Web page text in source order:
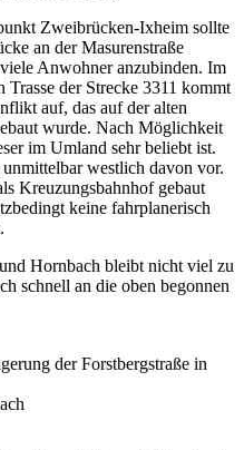
Zweibrücken-Ixheim sollte
an der Masurenstraße
Anwohner anzubinden. Im
der Strecke 3311 kommt
auf, das auf der alten
wurde. Nach Möglichkeit
im Umland sehr beliebt ist.
westlich davon vor.
Kreuzungsbahnhof gebaut
keine fahrplanerisch
Hornbach bleibt nicht viel zu
schnell an die oben begonnen
der Forstbergstraße in